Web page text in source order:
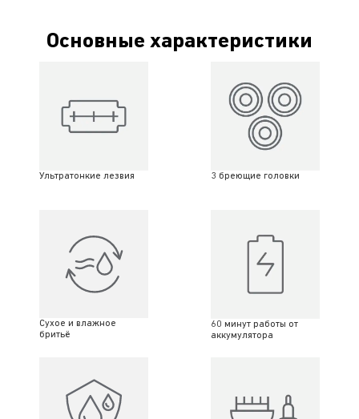
Основные характеристики
Ультратонкие лезвия 3 бреющие головки
Сухое и влажное
бритьё
60 минут работы от
аккумулятора